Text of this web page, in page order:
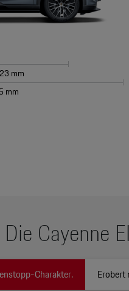
mm
mm
Die Cayenne
Charakter. Erobert